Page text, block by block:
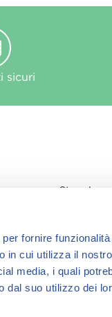
fornire
in cui utilizza il
media, i quali
dal suo utilizzo dei
sicuri
Store